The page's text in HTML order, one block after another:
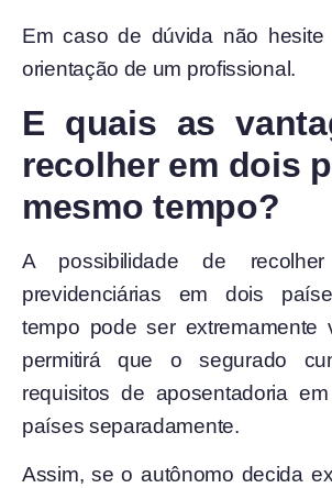
Em caso de dúvida não hesite
orientação de um profissional.
E quais as
recolher em dois
mesmo tempo?
A possibilidade de recolher
previdenciárias em dois
tempo pode ser extremamente
permitirá que o segurado
requisitos de aposentadoria
países separadamente.
Assim, se o autônomo decida